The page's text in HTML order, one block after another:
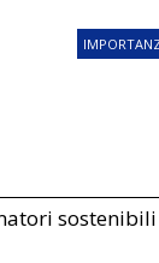
sostenibili